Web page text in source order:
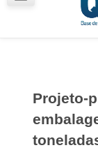
Projeto-